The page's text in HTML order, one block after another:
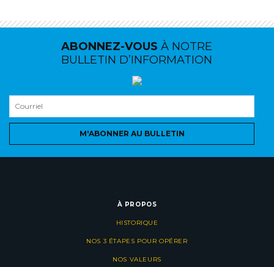
ABONNEZ-VOUS À NOTRE
BULLETIN D’INFORMATION
M'ABONNER AU BULLETIN
À PROPOS
HISTORIQUE
NOS 3 ÉTAPES POUR OPÉRER
NOS VALEURS